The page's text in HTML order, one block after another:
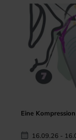
Eine
16.09.26 -